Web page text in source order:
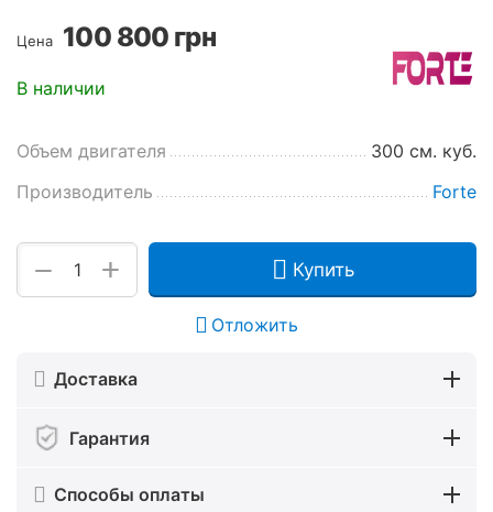
Цена 100 800 грн
В наличии
Объем двигателя
300 см. куб.
Производитель
Forte
+
− Купить
Отложить
Доставка
Гарантия
Способы оплаты